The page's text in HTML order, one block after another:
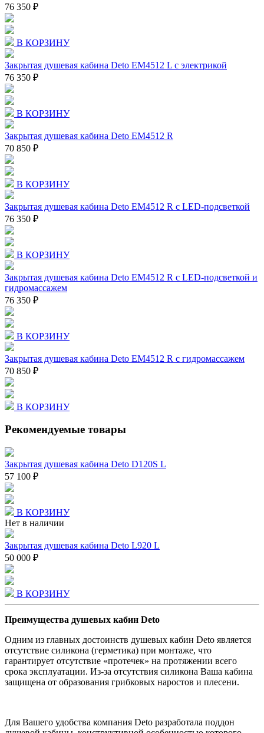
76 350 ₽
В КОРЗИНУ
Закрытая душевая кабина Deto EM4512 L с электрикой
76 350 ₽
В КОРЗИНУ
Закрытая душевая кабина Deto EM4512 R
70 850 ₽
В КОРЗИНУ
Закрытая душевая кабина Deto EM4512 R с LED-подсветкой
76 350 ₽
В КОРЗИНУ
Закрытая душевая кабина Deto EM4512 R с LED-подсветкой и
гидромассажем
76 350 ₽
В КОРЗИНУ
Закрытая душевая кабина Deto EM4512 R с гидромассажем
70 850 ₽
В КОРЗИНУ
Рекомендуемые товары
Закрытая душевая кабина Deto D120S L
57 100 ₽
В КОРЗИНУ
Нет в наличии
Закрытая душевая кабина Deto L920 L
50 000 ₽
В КОРЗИНУ
Преимущества душевых кабин Deto
Одним из главных достоинств душевых кабин Deto является
отсутствие силикона (герметика) при монтаже, что
гарантирует отсутствие «протечек» на протяжении всего
срока эксплуатации. Из-за отсутствия силикона Ваша кабина
защищена от образования грибковых наростов и плесени.
Для Вашего удобства компания Deto разработала поддон